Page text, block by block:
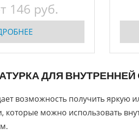
146 руб.
ДЛЯ ВНУТРЕННЕЙ
возможность получить яркую
которые можно использовать